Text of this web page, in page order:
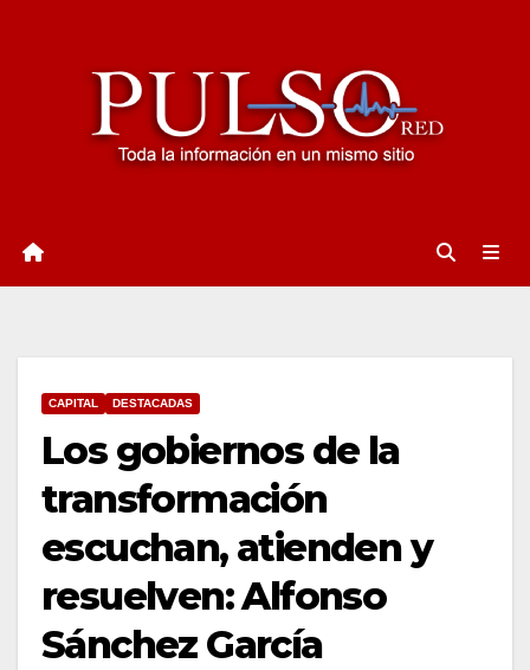
CAPITAL DESTACADAS
Los gobiernos de la
transformación
escuchan, atienden y
resuelven: Alfonso
Sánchez García